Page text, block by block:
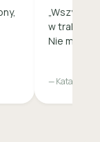
w trakcie
Nie
— Katarzyna